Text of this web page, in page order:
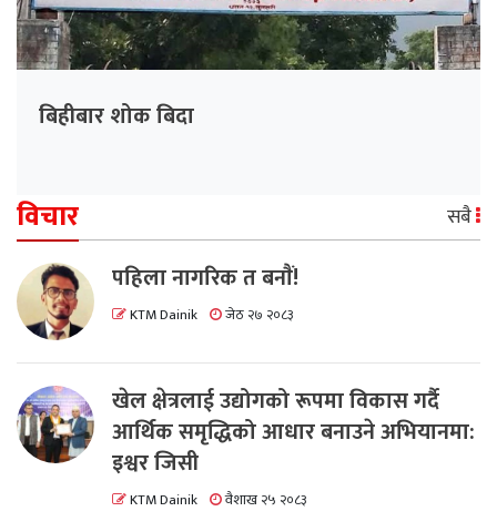
बिहीबार शोक बिदा
विचार सबै
पहिला नागरिक त बनाैं!
KTM Dainik जेठ २७ २०८३
खेल क्षेत्रलाई उद्योगको रूपमा विकास गर्दै
आर्थिक समृद्धिको आधार बनाउने अभियानमा:
इश्वर जिसी
KTM Dainik वैशाख २५ २०८३